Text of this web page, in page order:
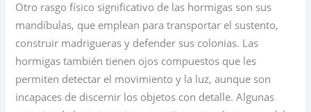
Otro rasgo físico significativo de las hormigas son sus
mandíbulas, que emplean para transportar el sustento,
construir madrigueras y defender sus colonias. Las
hormigas también tienen ojos compuestos que les
permiten detectar el movimiento y la luz, aunque son
incapaces de discernir los objetos con detalle. Algunas